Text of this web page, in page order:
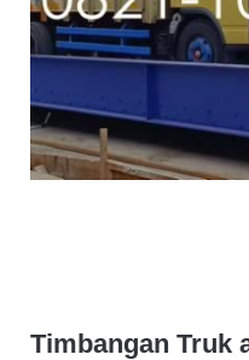
Timbangan Truk